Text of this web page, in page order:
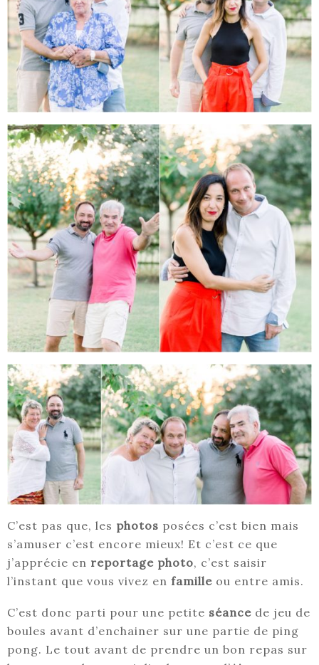
C’est pas que, les photos posées c’est bien mais
s’amuser c’est encore mieux! Et c’est ce que
j’apprécie en reportage photo, c’est saisir
l’instant que vous vivez en famille ou entre amis.
C’est donc parti pour une petite séance de jeu de
boules avant d’enchainer sur une partie de ping
pong. Le tout avant de prendre un bon repas sur